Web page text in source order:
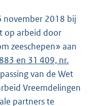
november 2018 bij
op arbeid door
zeeschepen» aan
en 31 409, nr.
van de Wet
Vreemdelingen
partners te